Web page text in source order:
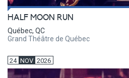
HALF MOON RUN
Québec, QC
Grand Théâtre de Québec
24 NOV 2026